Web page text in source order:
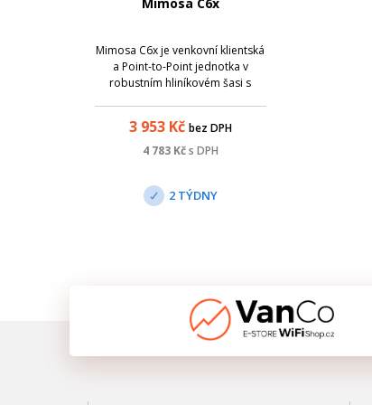
Mimosa C6x je venkovní klientská
a Point-to-Point jednotka v
robustním hliníkovém šasi s
integrovanou 2x2 MIMO anténou
se ziskem 8 dBi.
3 953Kč bez DPH
4 783Kčs DPH
2 TÝDNY